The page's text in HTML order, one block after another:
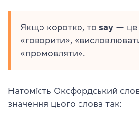
Якщо коротко, то say — це
«говорити»,
«промовляти».
Натомість Оксфордський
значення цього слова так: